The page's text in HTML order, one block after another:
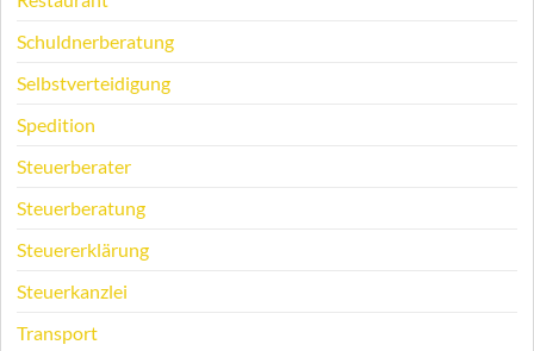
Schuldnerberatung
Selbstverteidigung
Spedition
Steuerberater
Steuerberatung
Steuererklärung
Steuerkanzlei
Transport